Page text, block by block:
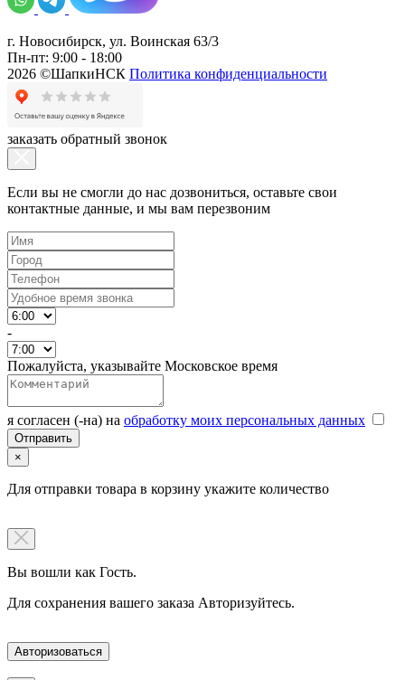
г. Новосибирск, ул. Воинская 63/3
Пн-пт: 9:00 - 18:00
2026 ©ШапкиНСК Политика конфиденциальности
заказать обратный звонок
Если вы не смогли до нас дозвониться, оставьте свои
контактные данные, и мы вам перезвоним
-
Пожалуйста, указывайте Московское время
я согласен (-на) на обработку моих персональных данных
×
Для отправки товара в корзину укажите количество
Вы вошли как Гость.
Для сохранения вашего заказа Авторизуйтесь.
Авторизоваться